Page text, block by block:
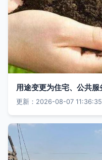
更新：2026-08-07 11:36:35